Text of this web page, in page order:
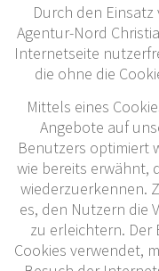
Durch den
Agentur-Nord
Internetseite
die ohne die
Mittels eines
Angebote auf
Benutzers optimiert
wie bereits erwähnt,
wiederzuerkennen.
es, den Nutzern die
zu erleichtern. Der
Cookies verwendet,